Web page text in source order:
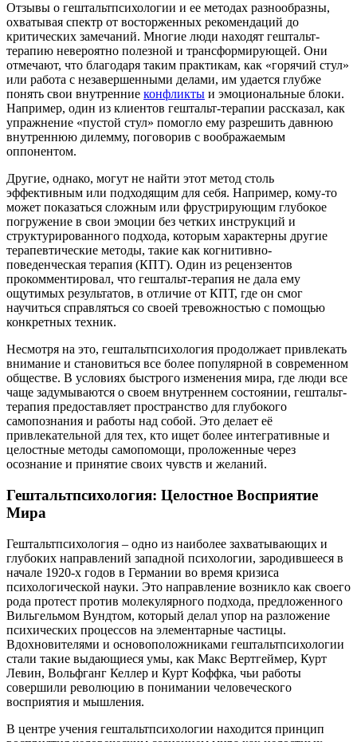
Отзывы о гештальтпсихологии и ее методах разнообразны,
охватывая спектр от восторженных рекомендаций до
критических замечаний. Многие люди находят гештальт-
терапию невероятно полезной и трансформирующей. Они
отмечают, что благодаря таким практикам, как «горячий стул»
или работа с незавершенными делами, им удается глубже
понять свои внутренние конфликты и эмоциональные блоки.
Например, один из клиентов гештальт-терапии рассказал, как
упражнение «пустой стул» помогло ему разрешить давнюю
внутреннюю дилемму, поговорив с воображаемым
оппонентом.
Другие, однако, могут не найти этот метод столь
эффективным или подходящим для себя. Например, кому-то
может показаться сложным или фрустрирующим глубокое
погружение в свои эмоции без четких инструкций и
структурированного подхода, которым характерны другие
терапевтические методы, такие как когнитивно-
поведенческая терапия (КПТ). Один из рецензентов
прокомментировал, что гештальт-терапия не дала ему
ощутимых результатов, в отличие от КПТ, где он смог
научиться справляться со своей тревожностью с помощью
конкретных техник.
Несмотря на это, гештальтпсихология продолжает привлекать
внимание и становиться все более популярной в современном
обществе. В условиях быстрого изменения мира, где люди все
чаще задумываются о своем внутреннем состоянии, гештальт-
терапия предоставляет пространство для глубокого
самопознания и работы над собой. Это делает её
привлекательной для тех, кто ищет более интегративные и
целостные методы самопомощи, проложенные через
осознание и принятие своих чувств и желаний.
Гештальтпсихология: Целостное Восприятие
Мира
Гештальтпсихология – одно из наиболее захватывающих и
глубоких направлений западной психологии, зародившееся в
начале 1920-х годов в Германии во время кризиса
психологической науки. Это направление возникло как своего
рода протест против молекулярного подхода, предложенного
Вильгельмом Вундтом, который делал упор на разложение
психических процессов на элементарные частицы.
Вдохновителями и основоположниками гештальтпсихологии
стали такие выдающиеся умы, как Макс Вертгеймер, Курт
Левин, Вольфганг Келлер и Курт Коффка, чьи работы
совершили революцию в понимании человеческого
восприятия и мышления.
В центре учения гештальтпсихологии находится принцип